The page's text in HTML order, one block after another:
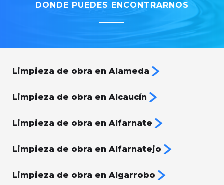
DONDE PUEDES ENCONTRARNOS
Limpieza de obra en Alameda
Limpieza de obra en Alcaucín
Limpieza de obra en Alfarnate
Limpieza de obra en Alfarnatejo
Limpieza de obra en Algarrobo